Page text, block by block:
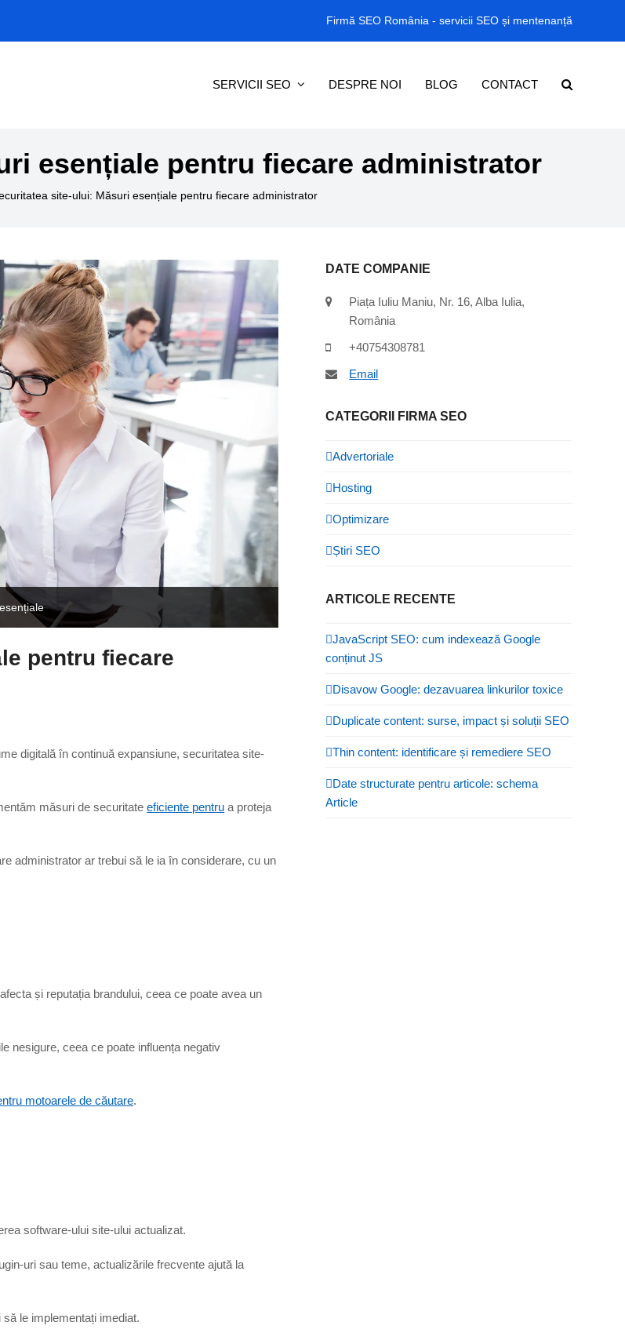
Firmă SEO România - servicii SEO și mentenanță
SERVICII SEO DESPRE NOI BLOG CONTACT
esențiale pentru fiecare administrator
site-ului: Măsuri esențiale pentru fiecare administrator
pentru fiecare
digitală în continuă expansiune, securitatea site-
măsuri de securitateeficiente pentru a proteja
administrator ar trebui să le ia în considerare, cu un
și reputația brandului, ceea ce poate avea un
nesigure, ceea ce poate influența negativ
motoarele de căutare.
software-ului site-ului actualizat.
uri sau teme, actualizările frecvente ajută la
le implementați imediat.
DATE COMPANIE
Piața Iuliu Maniu, Nr. 16, Alba Iulia,
România
+40754308781
Email
CATEGORII FIRMA SEO
Advertoriale
Hosting
Optimizare
Știri SEO
ARTICOLE RECENTE
JavaScript SEO: cum indexează Google
conținut JS
Disavow Google: dezavuarea linkurilor toxice
Duplicate content: surse, impact și soluții SEO
Thin content: identificare și remediere SEO
Date structurate pentru articole: schema
Article